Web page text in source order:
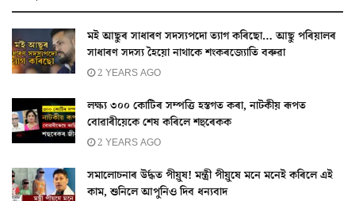
মই আছুৰ সাধাৰণ সদস্যপদো ত্যাগ কৰিছো… আছু পৰিয়ালৰ
সাধাৰণ সদস্য হৈয়ো নাথাকে শংকৰজ্যোতি বৰুৱা
2 YEARS AGO
লক্ষ্য ৩০০ কোটিৰ সম্পত্তি হস্তগত কৰা, নাটকীয় ৰূপত
বোৱাৰীয়েকে শেষ কৰিলে শহুৰেকক
2 YEARS AGO
সমালোচনাৰ উৰ্দ্ধত পীয়ুষ! মন্ত্ৰী পীয়ুষে মনে মনেই কৰিলে এই
কাম, শুনিলে আপুনিও দিব ধন্যবাদ